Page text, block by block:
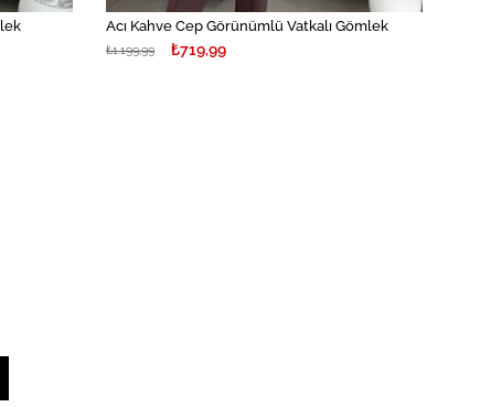
Acı Kahve Cep Görünümlü Vatkalı Gömlek
₺719,99
₺1.199,99